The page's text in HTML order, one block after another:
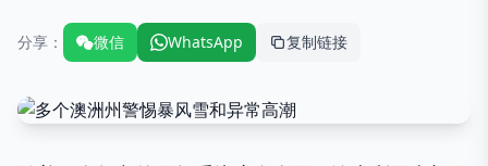
分享： 微信 WhatsApp 复制链接